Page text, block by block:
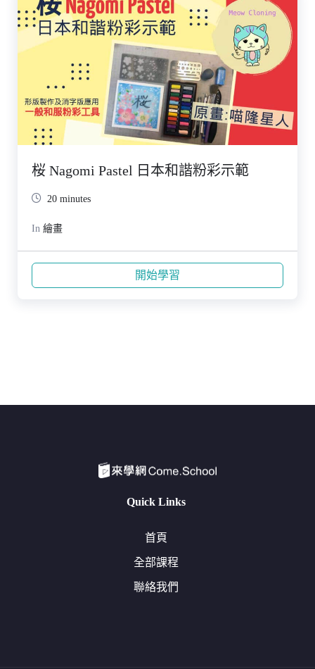
桜 Nagomi Pastel 日本和諧粉彩示範
20 minutes
In 繪畫
開始學習
Quick Links
首頁
全部課程
聯絡我們